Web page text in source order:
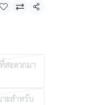
แชร์
สะดวกมา
ะสำหรับ